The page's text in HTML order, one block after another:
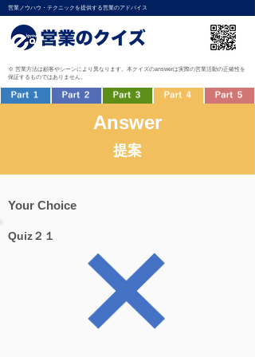
営業ノウハウ・テクニックを提供する営業のアドバイス
※ 営業方法は顧客やシーンにより異なります。本クイズのanswerは実際の営業活動の正確性を
保証するものではありません。
Answer
提案
Your Choice
Quiz２１